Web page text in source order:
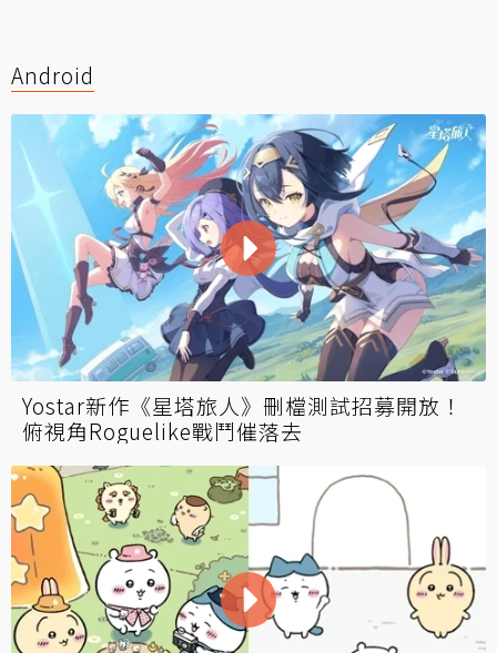
Android
Yostar新作《星塔旅人》刪檔測試招募開放！
俯視角Roguelike戰鬥催落去